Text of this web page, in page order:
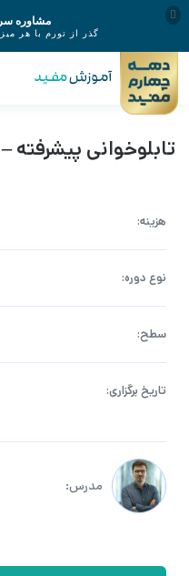
تابلوخوانی پیشرفته – 2
هزینه:
نوع دوره:
سطح:
تاریخ برگزاری:
مدرس: